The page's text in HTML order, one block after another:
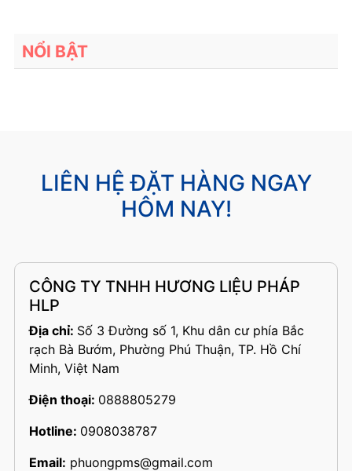
NỔI BẬT
LIÊN HỆ ĐẶT HÀNG NGAY
HÔM NAY!
CÔNG TY TNHH HƯƠNG LIỆU PHÁP
HLP
Địa chỉ: Số 3 Đường số 1, Khu dân cư phía Bắc
rạch Bà Bướm, Phường Phú Thuận, TP. Hồ Chí
Minh, Việt Nam
Điện thoại: 0888805279
Hotline: 0908038787
Email: phuongpms@gmail.com